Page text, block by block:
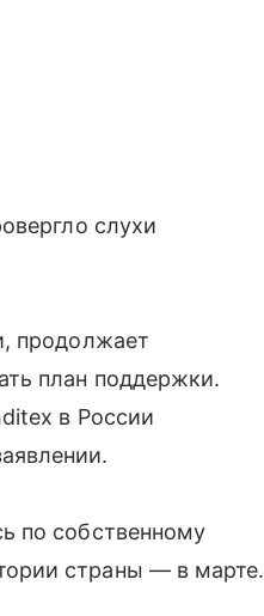
слухи
продолжает
план поддержки.
в России
по собственному
страны — в марте.